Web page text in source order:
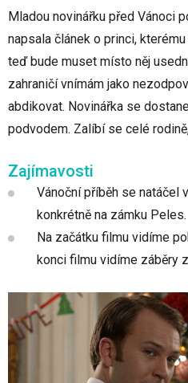
Mladou novinářku před Vánoci
napsala článek o princi,
teď bude muset místo něj
zahraničí vnímám jako
abdikovat. Novinářka se
podvodem. Zalíbí se celé
Zajímavosti
Vánoční příběh se natáčel
konkrétně na zámku Peles.
Na začátku filmu vidíme
konci filmu vidíme záběry